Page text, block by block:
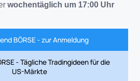
wochentäglich um 17:00 Uhr
BÖRSE - zur Anmeldung
- Tägliche Tradingideen für die
US-Märkte